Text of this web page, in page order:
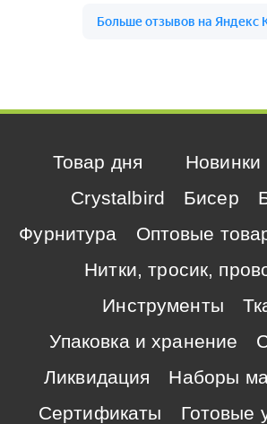
Товар дня Новинки
Crystalbird
Бисер
Фурнитура
Оптовые
Нитки, тросик,
Инструменты
Упаковка и хранение
Ликвидация
Наборы
Сертификаты
Готовые